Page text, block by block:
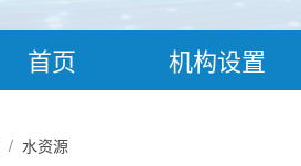
首页 机构设置
/ 水资源